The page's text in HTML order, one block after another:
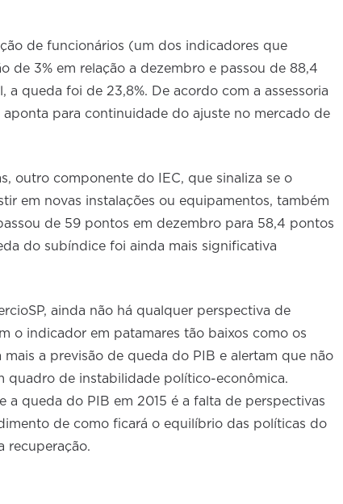
de funcionários (um dos indicadores que
de 3% em relação a dezembro e passou de 88,4
a queda foi de 23,8%. De acordo com a assessoria
aponta para continuidade do ajuste no mercado de
outro componente do IEC, que sinaliza se o
em novas instalações ou equipamentos, também
de 59 pontos em dezembro para 58,4 pontos
do subíndice foi ainda mais significativa
ainda não há qualquer perspectiva de
o indicador em patamares tão baixos como os
a previsão de queda do PIB e alertam que não
quadro de instabilidade político-econômica.
a queda do PIB em 2015 é a falta de perspectivas
de como ficará o equilíbrio das políticas do
recuperação.